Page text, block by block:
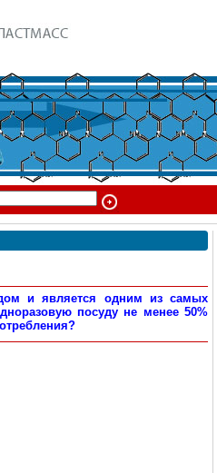
и является одним из самых
посуду не менее 50%